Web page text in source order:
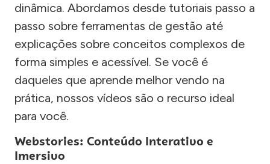
dinâmica. Abordamos desde tutoriais passo a
passo sobre ferramentas de gestão até
explicações sobre conceitos complexos de
forma simples e acessível. Se você é
daqueles que aprende melhor vendo na
prática, nossos vídeos são o recurso ideal
para você.
Webstories: Conteúdo Interativo e
Imersivo